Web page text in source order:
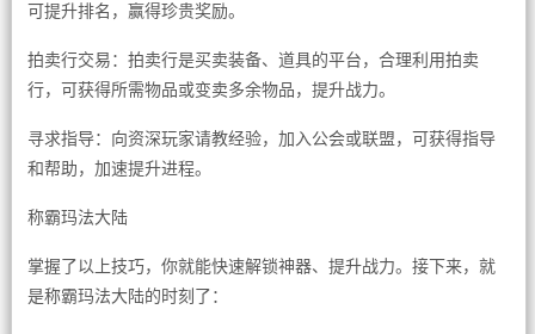
可提升排名，赢得珍贵奖励。
拍卖行交易：拍卖行是买卖装备、道具的平台，合理利用拍卖
行，可获得所需物品或变卖多余物品，提升战力。
寻求指导：向资深玩家请教经验，加入公会或联盟，可获得指导
和帮助，加速提升进程。
称霸玛法大陆
掌握了以上技巧，你就能快速解锁神器、提升战力。接下来，就
是称霸玛法大陆的时刻了：